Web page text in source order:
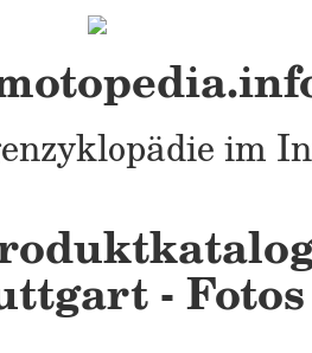
im
- Fotos